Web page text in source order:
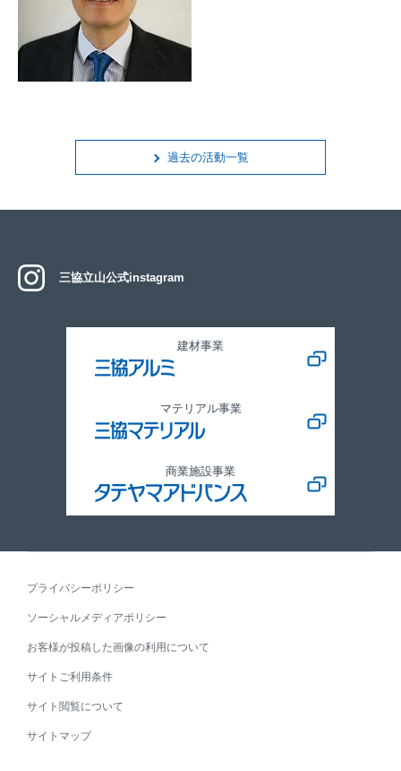
過去の活動一覧
三協立山公式instagram
建材事業
マテリアル事業
商業施設事業
プライバシーポリシー
ソーシャルメディアポリシー
お客様が投稿した画像の利用について
サイトご利用条件
サイト閲覧について
サイトマップ